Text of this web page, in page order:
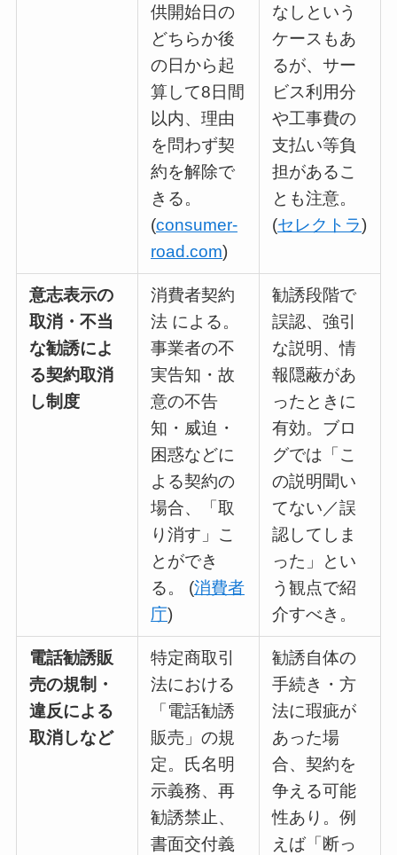
供開始日の
どちらか後
の日から起
算して8日間
以内、理由
を問わず契
約を解除で
きる。
(consumer-
road.com)
なしという
ケースもあ
るが、サー
ビス利用分
や工事費の
支払い等負
担があるこ
とも注意。
(セレクトラ)
意志表示の
取消・不当
な勧誘によ
る契約取消
し制度
消費者契約
法 による。
事業者の不
実告知・故
意の不告
知・威迫・
困惑などに
よる契約の
場合、「取
り消す」こ
とができ
る。 (消費者
庁)
勧誘段階で
誤認、強引
な説明、情
報隠蔽があ
ったときに
有効。ブロ
グでは「こ
の説明聞い
てない／誤
認してしま
った」とい
う観点で紹
介すべき。
電話勧誘販
売の規制・
違反による
取消しなど
特定商取引
法における
「電話勧誘
販売」の規
定。氏名明
示義務、再
勧誘禁止、
書面交付義
勧誘自体の
手続き・方
法に瑕疵が
あった場
合、契約を
争える可能
性あり。例
えば「断っ